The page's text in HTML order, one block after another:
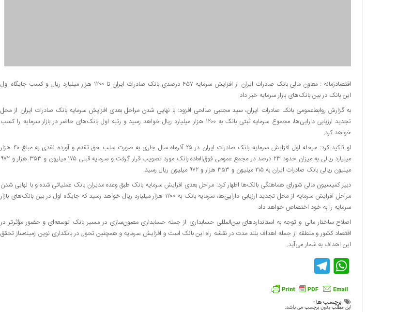
اقتصادزمانه : ​معاون مالی بانک صادرات ایران از افزایش سرمایه ۴۵۷ درصدی بانک صادرات ایران تا ۱۲۰۰ هزار میلیارد ریال و کسب جایگاه اول
این بانک در بین بانک‌های بازار سرمایه خبر داد.
به گزارش روابط‌عمومی بانک صادرات ایران، سید مجتبی صالحی افزود: با نهایی شدن مراحل بعدی افزایش سرمایه بانک صادرات ایران از محل
تجدید ارزیابی دارایی‌ها، مجموع سرمایه ثبتی بانک به ۱۲۰۰ هزار میلیارد ریال خواهد رسید و رتبه اول بانک‌های حاضر در بازار سرمایه را کسب
خواهد کرد.
او تاکید کرد: مرحله اول افزایش سرمایه بانک صادرات ایران در ۲۵ آذرماه سال جاری به صورت سلب حق تقدم و آورده نقدی به مبلغ ۴۰ هزار
میلیارد ریالی به میزان حدود ۲۳ درصد در مجمع عمومی فوق‌العاده بانک مورد تصویب قرار گرفت و سرمایه قبلی ۱۷۵ میلیون و ۳۵۳ هزار و ۹۷۲
میلیون ریالی بانک صادرات ایران به ۲۱۵ میلیون و ۳۵۳ هزار و ۹۷۲ میلیون ریال رسید.
دبیر کمیسیون مالی شورای هماهنگی بانک‌ها اظهار کرد: مراحل بعدی افزایش سرمایه بانک طبق وعده مدیران بانک عملیاتی شده و با نهایی شدن
مراحل افزایش سرمایه از محل تجدید ارزیابی دارایی‌ها، سرمایه بانک به ۱۲۰۰ هزار میلیارد ریال خواهد رسید که جایگاه اول در بین بانک‌های بازار
سرمایه را به خود اختصاص خواهد داد.
اصلاح ساختار مالی و توجه به استانداردهای بین‌المللی حسابداری از جمله حسابداری مصون‌سازی در مسیر بانک توسعه‌ای و حضور مؤثرتر در
اقتصاد کشور و منطقه از جمله اهداف بلند مدت در نقشه راه این بانک است و افزایش سرمایه و همچنین تحول در بانکداری نوین زمینه‌ساز تحقق
این اهداف به شمار می‌آید.
WhatsApp
Telegram
برچسب ها :
این مطلب بدون برچسب می باشد.